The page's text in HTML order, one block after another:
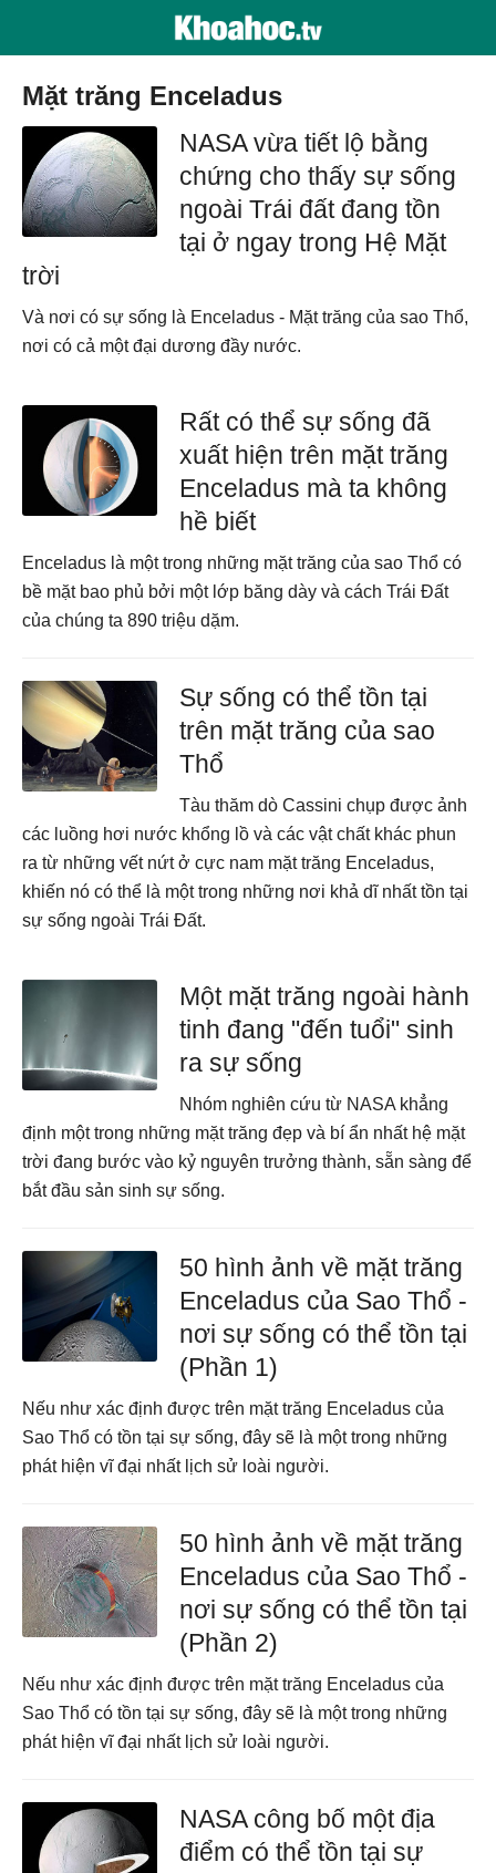
mặt trăng Enceladus
NASA vừa tiết lộ bằng
chứng cho thấy sự sống
ngoài Trái đất đang tồn
tại ở ngay trong Hệ Mặt
trời
Và nơi có sự sống là Enceladus - Mặt trăng của sao Thổ,
nơi có cả một đại dương đầy nước.
Rất có thể sự sống đã
xuất hiện trên mặt trăng
Enceladus mà ta không
hề biết
Enceladus là một trong những mặt trăng của sao Thổ có
bề mặt bao phủ bởi một lớp băng dày và cách Trái Đất
của chúng ta 890 triệu dặm.
Sự sống có thể tồn tại
trên mặt trăng của sao
Thổ
Tàu thăm dò Cassini chụp được ảnh
các luồng hơi nước khổng lồ và các vật chất khác phun
ra từ những vết nứt ở cực nam mặt trăng Enceladus,
khiến nó có thể là một trong những nơi khả dĩ nhất tồn tại
sự sống ngoài Trái Đất.
Một mặt trăng ngoài hành
tinh đang "đến tuổi" sinh
ra sự sống
Nhóm nghiên cứu từ NASA khẳng
định một trong những mặt trăng đẹp và bí ẩn nhất hệ mặt
trời đang bước vào kỷ nguyên trưởng thành, sẵn sàng để
bắt đầu sản sinh sự sống.
50 hình ảnh về mặt trăng
Enceladus của Sao Thổ -
nơi sự sống có thể tồn tại
(Phần 1)
Nếu như xác định được trên mặt trăng Enceladus của
Sao Thổ có tồn tại sự sống, đây sẽ là một trong những
phát hiện vĩ đại nhất lịch sử loài người.
50 hình ảnh về mặt trăng
Enceladus của Sao Thổ -
nơi sự sống có thể tồn tại
(Phần 2)
Nếu như xác định được trên mặt trăng Enceladus của
Sao Thổ có tồn tại sự sống, đây sẽ là một trong những
phát hiện vĩ đại nhất lịch sử loài người.
NASA công bố một địa
điểm có thể tồn tại sự